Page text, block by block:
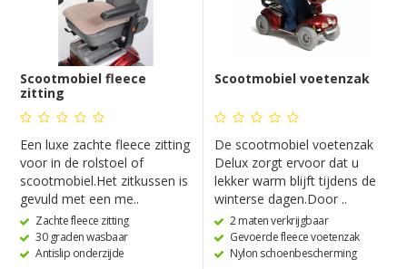
Scootmobiel fleece
zitting
Een luxe zachte fleece zitting
voor in de rolstoel of
scootmobiel.Het zitkussen is
gevuld met een me..
Zachte fleece zitting
30 graden wasbaar
Antislip onderzijde
Scootmobiel voetenzak
De scootmobiel voetenzak
Delux zorgt ervoor dat u
lekker warm blijft tijdens de
winterse dagen.Door ..
2 maten verkrijgbaar
Gevoerde fleece voetenzak
Nylon schoenbescherming